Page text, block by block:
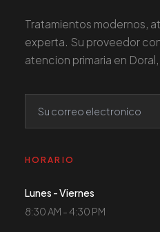
Tratamientos modernos,
experta. Su proveedor
atencion primaria en Doral,
HORARIO
Lunes - Viernes
8:30 AM - 4:30 PM